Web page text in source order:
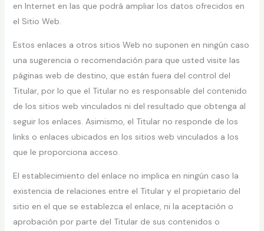
en Internet en las que podrá ampliar los datos ofrecidos en
el Sitio Web.
Estos enlaces a otros sitios Web no suponen en ningún caso
una sugerencia o recomendación para que usted visite las
páginas web de destino, que están fuera del control del
Titular, por lo que el Titular no es responsable del contenido
de los sitios web vinculados ni del resultado que obtenga al
seguir los enlaces. Asimismo, el Titular no responde de los
links o enlaces ubicados en los sitios web vinculados a los
que le proporciona acceso.
El establecimiento del enlace no implica en ningún caso la
existencia de relaciones entre el Titular y el propietario del
sitio en el que se establezca el enlace, ni la aceptación o
aprobación por parte del Titular de sus contenidos o